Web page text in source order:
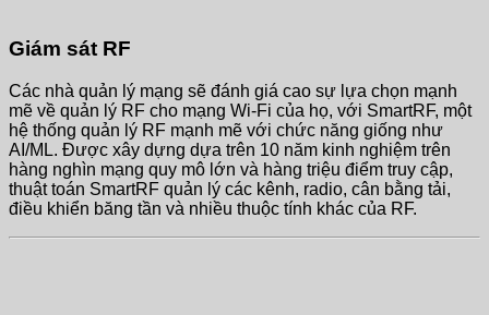
Giám sát RF
Các nhà quản lý mạng sẽ đánh giá cao sự lựa chọn mạnh
mẽ về quản lý RF cho mạng Wi-Fi của họ, với SmartRF, một
hệ thống quản lý RF mạnh mẽ với chức năng giống như
AI/ML. Được xây dựng dựa trên 10 năm kinh nghiệm trên
hàng nghìn mạng quy mô lớn và hàng triệu điểm truy cập,
thuật toán SmartRF quản lý các kênh, radio, cân bằng tải,
điều khiển băng tần và nhiều thuộc tính khác của RF.